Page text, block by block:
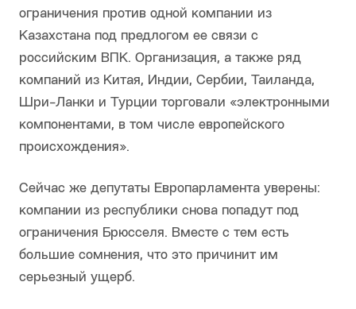
ограничения против одной компании из
Казахстана под предлогом ее связи с
российским ВПК. Организация, а также ряд
компаний из Китая, Индии, Сербии, Таиланда,
Шри-Ланки и Турции торговали «электронными
компонентами, в том числе европейского
происхождения».
Сейчас же депутаты Европарламента уверены:
компании из республики снова попадут под
ограничения Брюсселя. Вместе с тем есть
большие сомнения, что это причинит им
серьезный ущерб.